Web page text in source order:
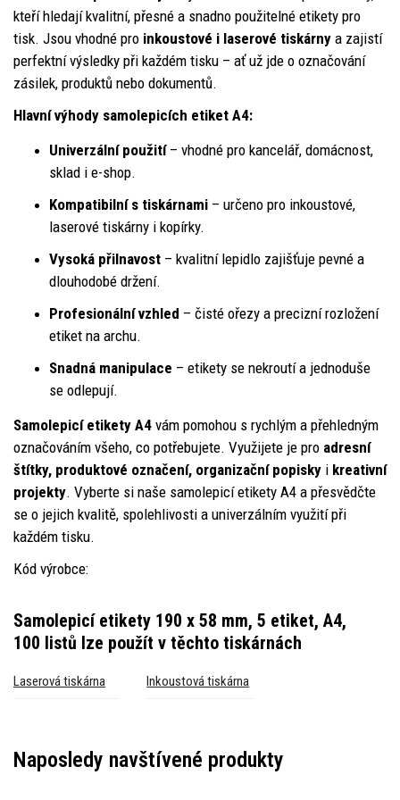
kteří hledají kvalitní, přesné a snadno použitelné etikety pro
tisk. Jsou vhodné pro inkoustové i laserové tiskárny a zajistí
perfektní výsledky při každém tisku – ať už jde o označování
zásilek, produktů nebo dokumentů.
Hlavní výhody samolepicích etiket A4:
Univerzální použití– vhodné pro kancelář, domácnost,
sklad i e-shop.
Kompatibilní s tiskárnami – určeno pro inkoustové,
laserové tiskárny i kopírky.
Vysoká přilnavost – kvalitní lepidlo zajišťuje pevné a
dlouhodobé držení.
Profesionální vzhled – čisté ořezy a precizní rozložení
etiket na archu.
Snadná manipulace – etikety se nekroutí a jednoduše
se odlepují.
Samolepicí etikety A4 vám pomohou s rychlým a přehledným
označováním všeho, co potřebujete. Využijete je pro adresní
štítky, produktové označení, organizační popisky i kreativní
projekty. Vyberte si naše samolepicí etikety A4 a přesvědčte
se o jejich kvalitě, spolehlivosti a univerzálním využití při
každém tisku.
Kód výrobce:
Samolepicí etikety 190 x 58 mm, 5 etiket, A4,
100 listů lze použít v těchto tiskárnách
Laserová tiskárna Inkoustová tiskárna
Naposledy navštívené produkty